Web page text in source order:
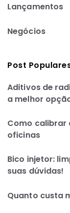
Lançamentos
Negócios
Post
Aditivos de
a melhor
Como calibrar
oficinas
Bico injetor:
suas dúvidas!
Quanto custa